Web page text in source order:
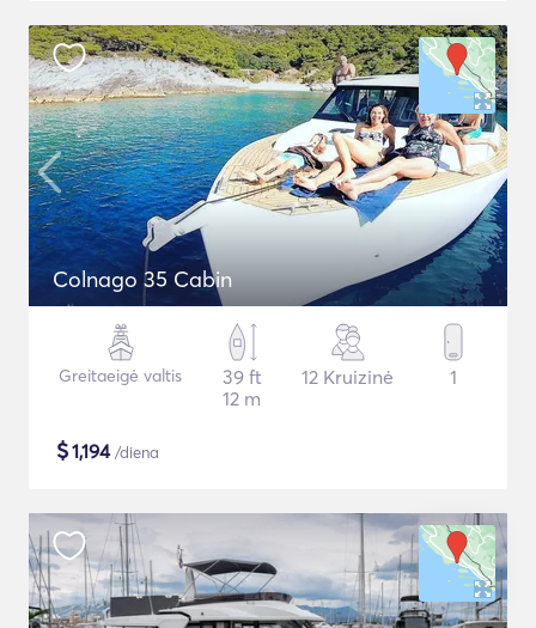
Colnago 35 Cabin
Greitaeigė valtis
39 ft
12 m
12 Kruizinė 1
$1,194/diena